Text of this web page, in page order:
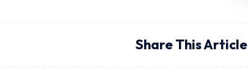
Share This Article